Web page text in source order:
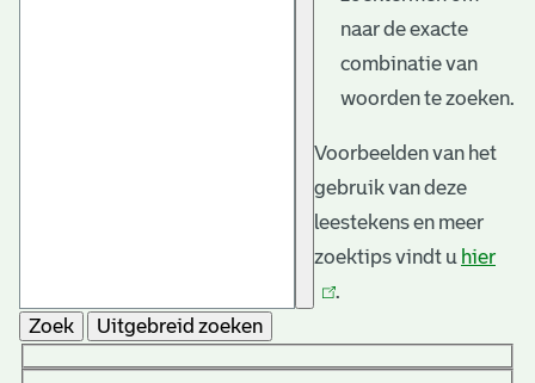
naar de exacte
combinatie van
woorden te zoeken.
Voorbeelden van het
gebruik van deze
leestekens en meer
zoektips vindt u hier
.
Zoek
Uitgebreid zoeken